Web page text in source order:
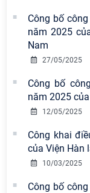
Công bố
năm 2025
Nam
27/05/2025
Công bố
năm 2025
12/05/2025
Công khai
của Viện Hàn
10/03/2025
Công bố